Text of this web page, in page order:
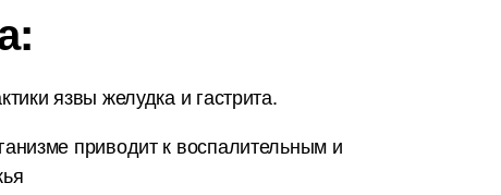
язвы желудка и гастрита.
приводит к воспалительным и